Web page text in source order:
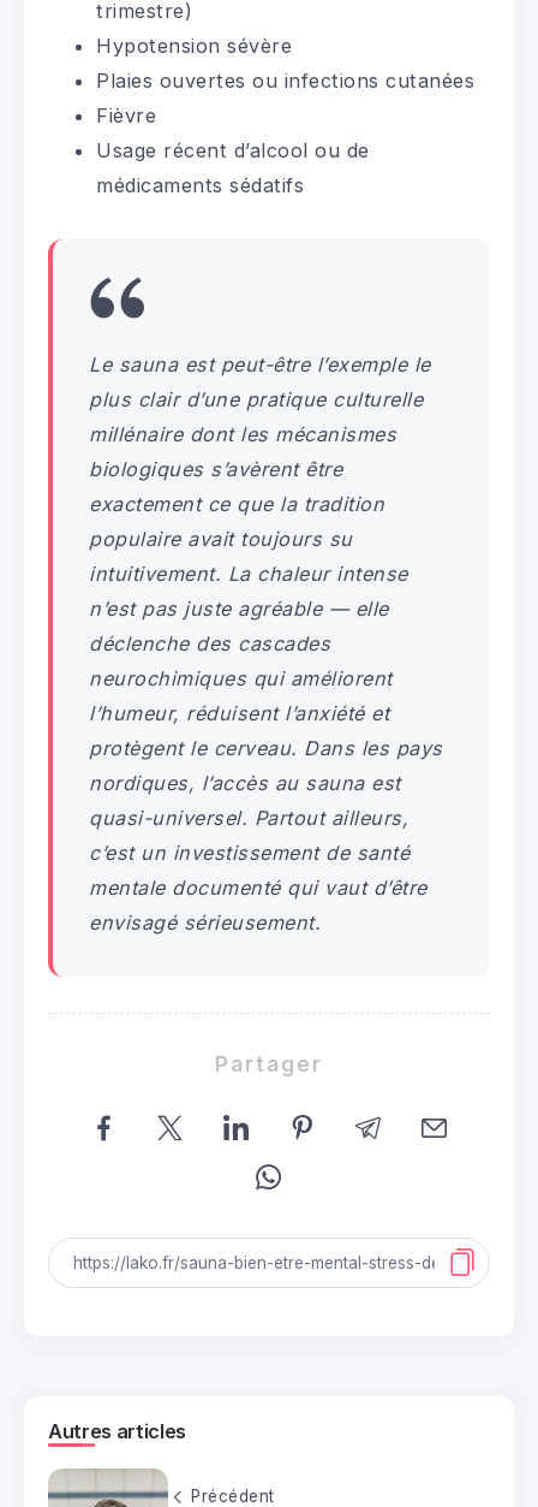
trimestre)
Hypotension sévère
Plaies ouvertes ou infections cutanées
Fièvre
Usage récent d’alcool ou de
médicaments sédatifs
Le sauna est peut-être l’exemple le
plus clair d’une pratique culturelle
millénaire dont les mécanismes
biologiques s’avèrent être
exactement ce que la tradition
populaire avait toujours su
intuitivement. La chaleur intense
n’est pas juste agréable — elle
déclenche des cascades
neurochimiques qui améliorent
l’humeur, réduisent l’anxiété et
protègent le cerveau. Dans les pays
nordiques, l’accès au sauna est
quasi-universel. Partout ailleurs,
c’est un investissement de santé
mentale documenté qui vaut d’être
envisagé sérieusement.
Partager
Autres articles
Précédent